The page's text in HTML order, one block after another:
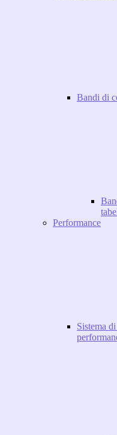
Bandi di
Performance
Sistema